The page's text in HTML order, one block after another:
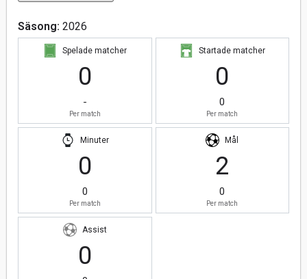
Säsong: 2026
Spelade matcher
0
-
Per match
Startade matcher
0
0
Per match
Minuter
0
0
Per match
Mål
2
0
Per match
Assist
0